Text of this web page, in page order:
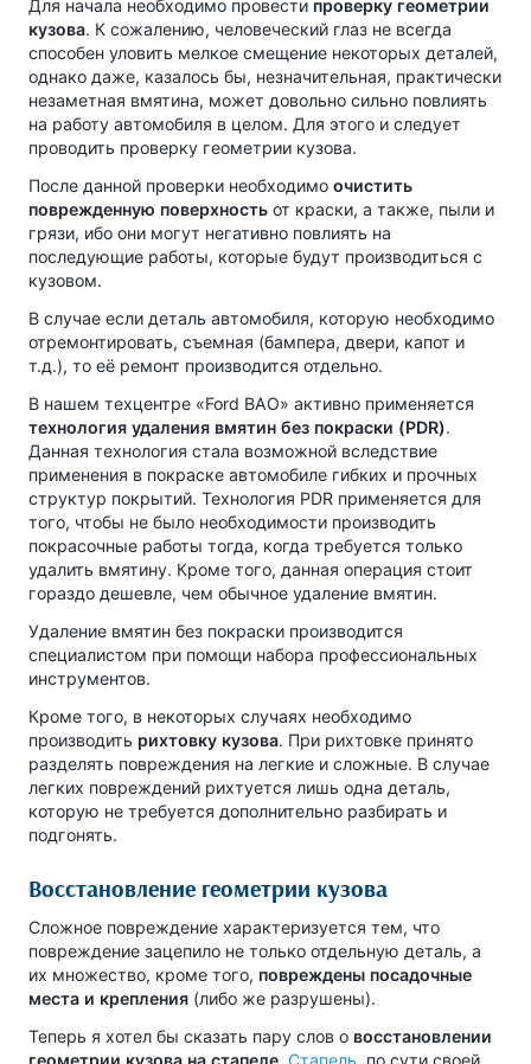
Для начала необходимо провести проверку геометрии
кузова. К сожалению, человеческий глаз не всегда
способен уловить мелкое смещение некоторых деталей,
однако даже, казалось бы, незначительная, практически
незаметная вмятина, может довольно сильно повлиять
на работу автомобиля в целом. Для этого и следует
проводить проверку геометрии кузова.
После данной проверки необходимо очистить
поврежденную поверхность от краски, а также, пыли и
грязи, ибо они могут негативно повлиять на
последующие работы, которые будут производиться с
кузовом.
В случае если деталь автомобиля, которую необходимо
отремонтировать, съемная (бампера, двери, капот и
т.д.), то её ремонт производится отдельно.
В нашем техцентре «Ford ВАО» активно применяется
технология удаления вмятин без покраски (PDR).
Данная технология стала возможной вследствие
применения в покраске автомобиле гибких и прочных
структур покрытий. Технология PDR применяется для
того, чтобы не было необходимости производить
покрасочные работы тогда, когда требуется только
удалить вмятину. Кроме того, данная операция стоит
гораздо дешевле, чем обычное удаление вмятин.
Удаление вмятин без покраски производится
специалистом при помощи набора профессиональных
инструментов.
Кроме того, в некоторых случаях необходимо
производить рихтовку кузова. При рихтовке принято
разделять повреждения на легкие и сложные. В случае
легких повреждений рихтуется лишь одна деталь,
которую не требуется дополнительно разбирать и
подгонять.
Восстановление геометрии кузова
Сложное повреждение характеризуется тем, что
повреждение зацепило не только отдельную деталь, а
их множество, кроме того, повреждены посадочные
места и крепления (либо же разрушены).
Теперь я хотел бы сказать пару слов о восстановлении
геометрии кузова на стапеле Стапель , по сути своей,